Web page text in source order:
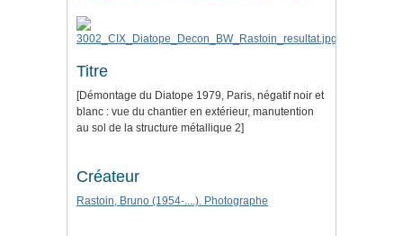
Titre
[Démontage du Diatope 1979, Paris, négatif noir et
blanc : vue du chantier en extérieur, manutention
au sol de la structure métallique 2]
Créateur
Rastoin, Bruno (1954-....). Photographe